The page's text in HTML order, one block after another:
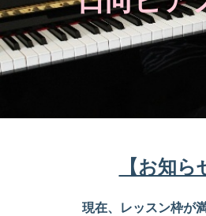
【お知ら
現在、レッスン枠が